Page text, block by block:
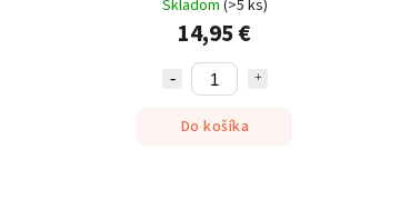
Skladom (>5 ks)
14,95 €
Do košíka